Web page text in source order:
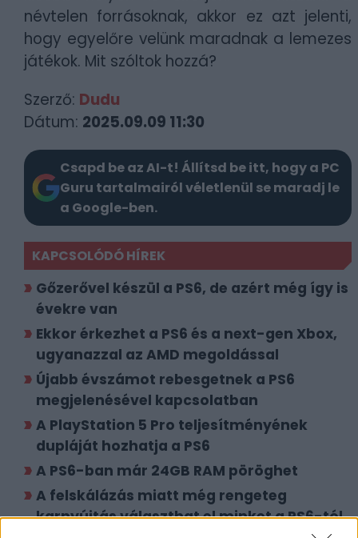
névtelen forrásoknak, akkor ez azt jelenti,
hogy egyelőre velünk maradnak a lemezes
játékok. Mit szóltok hozzá?
Szerző: Dudu
Dátum: 2025.09.09 11:30
Csapd be az AI-t! Állítsd be itt, hogy a PC
Guru tartalmairól véletlenül se maradj le
a Google-ben.
KAPCSOLÓDÓ HÍREK
Gőzerővel készül a PS6, de azért még így is
évekre van
Ekkor érkezhet a PS6 és a next-gen Xbox,
ugyanazzal az AMD megoldással
Újabb évszámot rebesgetnek a PS6
megjelenésével kapcsolatban
A PlayStation 5 Pro teljesítményének
dupláját hozhatja a PS6
A PS6-ban már 24GB RAM pöröghet
A felskálázás miatt még rengeteg
karnyújtás választhat el minket a PS6-tól